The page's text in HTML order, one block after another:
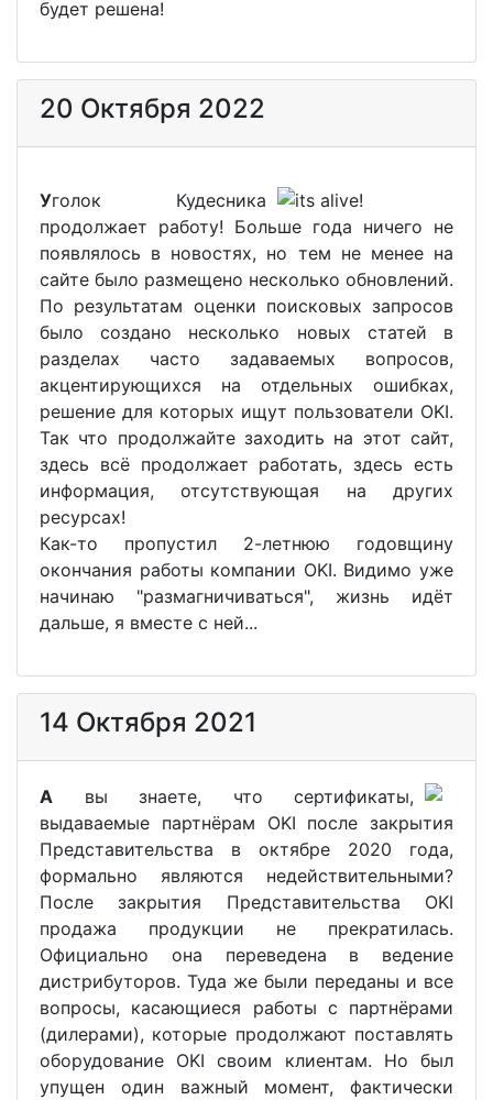
будет решена!
20 Октября 2022
Уголок Кудесника
продолжает работу! Больше года ничего не
появлялось в новостях, но тем не менее на
сайте было размещено несколько обновлений.
По результатам оценки поисковых запросов
было создано несколько новых статей в
разделах часто задаваемых вопросов,
акцентирующихся на отдельных ошибках,
решение для которых ищут пользователи OKI.
Так что продолжайте заходить на этот сайт,
здесь всё продолжает работать, здесь есть
информация, отсутствующая на других
ресурсах!
Как-то пропустил 2-летнюю годовщину
окончания работы компании OKI. Видимо уже
начинаю "размагничиваться", жизнь идёт
дальше, я вместе с ней...
14 Октября 2021
А вы знаете, что сертификаты,
выдаваемые партнёрам OKI после закрытия
Представительства в октябре 2020 года,
формально являются недействительными?
После закрытия Представительства OKI
продажа продукции не прекратилась.
Официально она переведена в ведение
дистрибуторов. Туда же были переданы и все
вопросы, касающиеся работы с партнёрами
(дилерами), которые продолжают поставлять
оборудование OKI своим клиентам. Но был
упущен один важный момент, фактически